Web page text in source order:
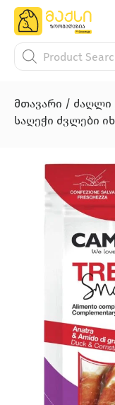
მთავარი / ძაღლი
საღეჭი ძვლები